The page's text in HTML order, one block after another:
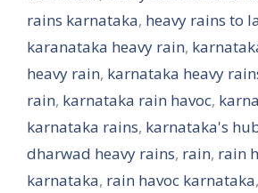
rains karnataka, heavy rains to
karanataka heavy rain,
heavy rain, karnataka heavy
rain, karnataka rain havoc,
karnataka rains, karnataka's
dharwad heavy rains, rain, rain
karnataka, rain havoc karnataka,